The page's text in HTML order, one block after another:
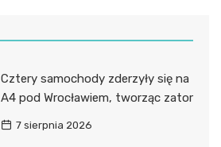
Cztery samochody zderzyły się na
A4 pod Wrocławiem, tworząc zator
7 sierpnia 2026